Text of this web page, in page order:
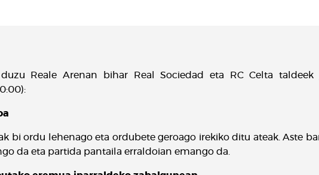
Reale Arenan bihar Real Sociedad eta RC Celta
bi ordu lehenago eta ordubete geroago irekiko ditu ateak. Aste
da eta partida pantaila erraldoian emango da.